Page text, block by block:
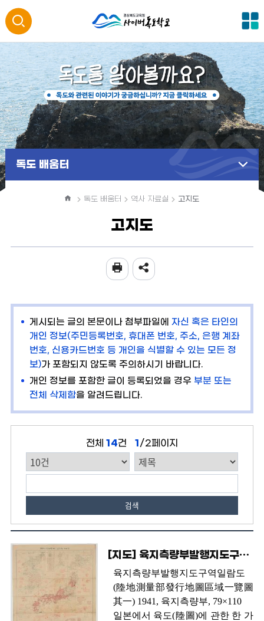
통
합
검
색
열
기
전
메
뉴
독도 배움터
홈 독도 배움터 역사 자료실 고지도
고지도
게시되는 글의 본문이나 첨부파일에 자신 혹은 타인의
개인 정보(주민등록번호, 휴대폰 번호, 주소, 은행 계좌
번호, 신용카드번호 등 개인을 식별할 수 있는 모든 정
보)가 포함되지 않도록 주의하시기 바랍니다.
개인 정보를 포함한 글이 등록되었을 경우 부분 또는
전체 삭제함을 알려드립니다.
전체 14건 1/2페이지
검색
[지도] 육지측량부발행지도구역일람도(陸地測量部發行地圖區域一覽圖 其一)
육지측량부발행지도구역일람도
(陸地測量部發行地圖區域一覽圖
其一) 1941, 육지측량부, 79×110
일본에서 육도(陸圖)에 관한 한 가